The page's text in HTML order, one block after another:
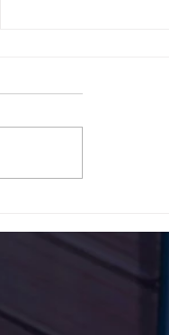
| Μίλα Τώρα. Με
"Μίλα Τώρα" όλα τα
δυνάμεις τους
Bullying